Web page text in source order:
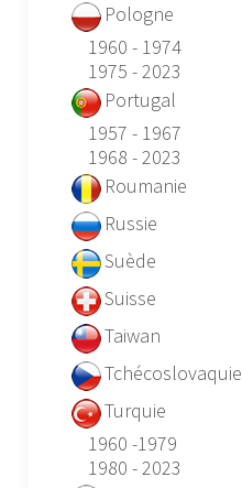
Pologne
1960 - 1974
1975 - 2023
Portugal
1957 - 1967
1968 - 2023
Roumanie
Russie
Suède
Suisse
Taiwan
Tchécoslovaquie
Turquie
1960 -1979
1980 - 2023